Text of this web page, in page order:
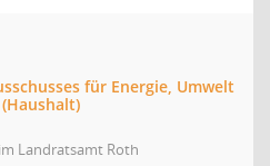
für Energie, Umwelt
Landratsamt Roth